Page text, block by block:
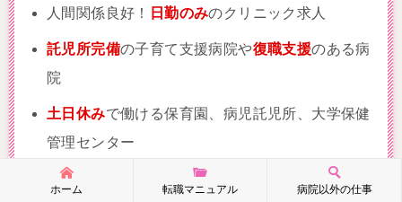
人間関係良好！ 日勤のみのクリニック求人
託児所完備の子育て支援病院や復職支援のある病
院
土日休みで働ける保育園、病児託児所、大学保健
管理センター
未経験可！病院から 大手企業の医務室勤務
への転
ホーム 転職マニュアル 病院以外の仕事